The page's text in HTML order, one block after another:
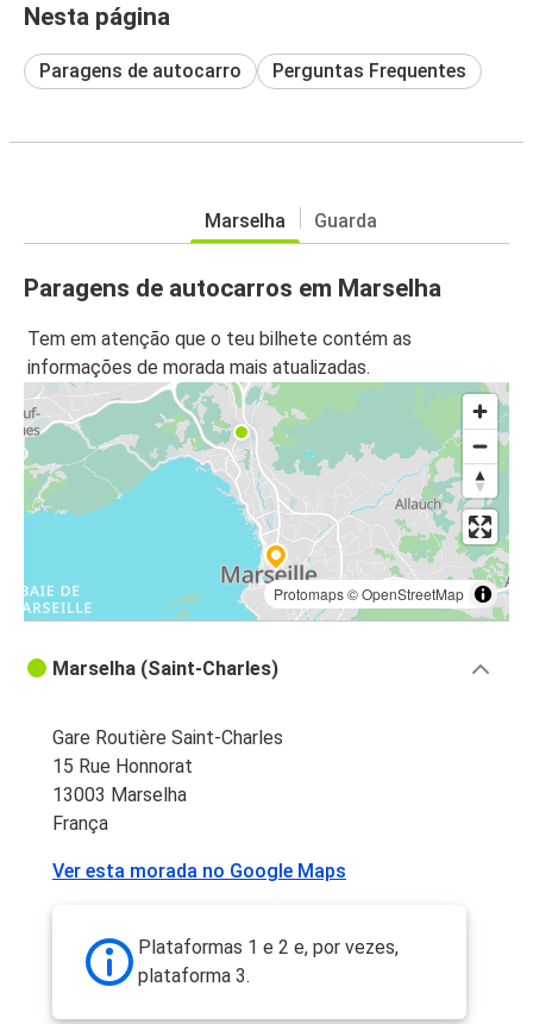
Nesta página
Paragens de autocarro Perguntas Frequentes
Marselha Guarda
Paragens de autocarros em Marselha
Tem em atenção que o teu bilhete contém as
informações de morada mais atualizadas.
Protomaps©OpenStreetMap
Marselha (Saint-Charles)
Gare Routière Saint-Charles
15 Rue Honnorat
13003 Marselha
França
Ver esta morada no Google Maps
Plataformas 1 e 2 e, por vezes,
plataforma 3.